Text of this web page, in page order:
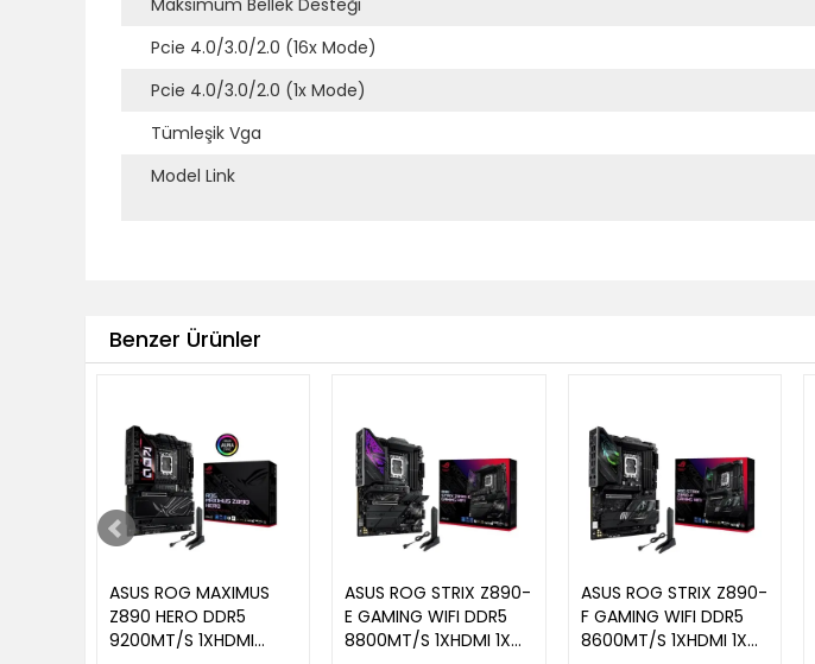
Maksimum Bellek Desteği
Pcie 4.0/3.0/2.0 (16x Mode)
Pcie 4.0/3.0/2.0 (1x Mode)
Tümleşik Vga
Model Link
Benzer Ürünler
ASUS ROG MAXIMUS
Z890 HERO DDR5
9200MT/S 1XHDMI
ASUS ROG STRIX Z890-
E GAMING WIFI DDR5
8800MT/S 1XHDMI 1XDP
ASUS ROG STRIX Z890-
F GAMING WIFI DDR5
8600MT/S 1XHDMI 1XDP